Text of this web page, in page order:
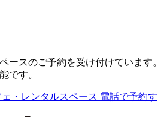
ースのご予約を受け付けています。
です。
ェ・レンタルスペース 電話で予約す